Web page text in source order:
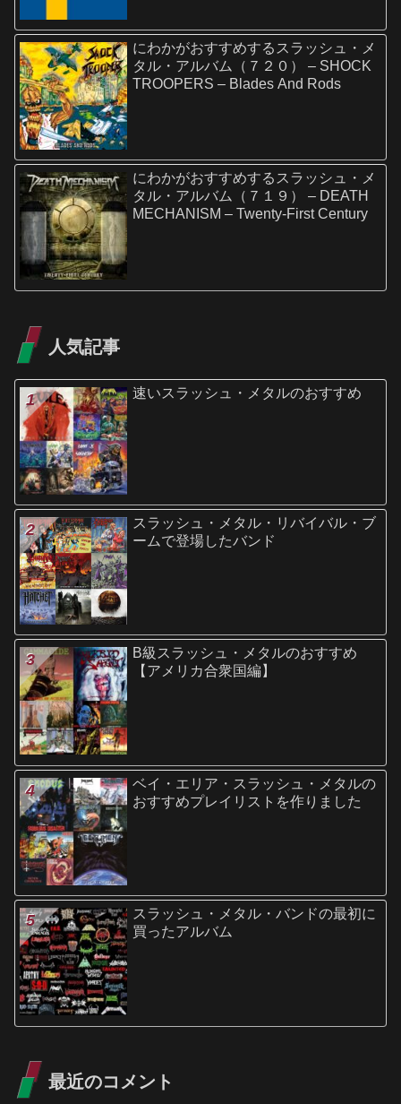
にわかがおすすめするスラッシュ・メ
タル・アルバム（７２０） – SHOCK
TROOPERS – Blades And Rods
にわかがおすすめするスラッシュ・メ
タル・アルバム（７１９） – DEATH
MECHANISM – Twenty-First Century
人気記事
速いスラッシュ・メタルのおすすめ
スラッシュ・メタル・リバイバル・ブ
ームで登場したバンド
B級スラッシュ・メタルのおすすめ
【アメリカ合衆国編】
ベイ・エリア・スラッシュ・メタルの
おすすめプレイリストを作りました
スラッシュ・メタル・バンドの最初に
買ったアルバム
最近のコメント